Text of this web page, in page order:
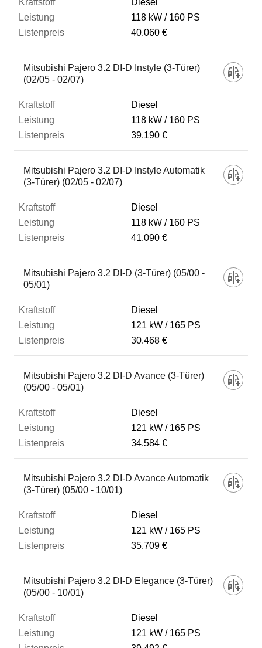
Diesel
118 kW
160 PS
40.060 €
Mitsubishi Pajero 3.2 DI-D Instyle (3-Türer)
(02/05 - 02/07)
Diesel
118 kW
160 PS
39.190 €
Mitsubishi Pajero 3.2 DI-D Instyle Automatik
(3-Türer) (02/05 - 02/07)
Diesel
118 kW
160 PS
41.090 €
Mitsubishi Pajero 3.2 DI-D (3-Türer) (05/00 -
05/01)
Diesel
121 kW
165 PS
30.468 €
Mitsubishi Pajero 3.2 DI-D Avance (3-Türer)
(05/00 - 05/01)
Diesel
121 kW
165 PS
34.584 €
Mitsubishi Pajero 3.2 DI-D Avance Automatik
(3-Türer) (05/00 - 10/01)
Diesel
121 kW
165 PS
35.709 €
Mitsubishi Pajero 3.2 DI-D Elegance (3-Türer)
(05/00 - 10/01)
Diesel
121 kW
165 PS